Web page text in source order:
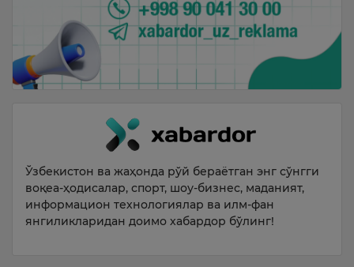
Ўзбекистон ва жаҳонда рўй бераётган энг сўнгги
воқеа-ҳодисалар, спорт, шоу-бизнес, маданият,
информацион технологиялар ва илм-фан
янгиликларидан доимо хабардор бўлинг!